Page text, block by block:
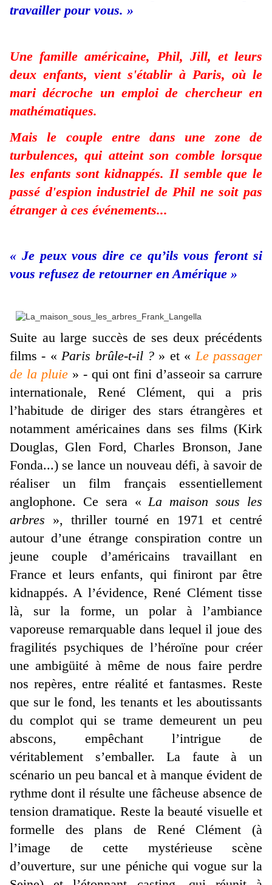
travailler pour vous. »
Une famille américaine, Phil, Jill, et leurs
deux enfants, vient s'établir à Paris, où le
mari décroche un emploi de chercheur en
mathématiques.
Mais le couple entre dans une zone de
turbulences, qui atteint son comble lorsque
les enfants sont kidnappés. Il semble que le
passé d'espion industriel de Phil ne soit pas
étranger à ces événements...
« Je peux vous dire ce qu’ils vous feront si
vous refusez de retourner en Amérique »
Suite au large succès de ses deux précédents
films - «Paris brûle-t-il ? » et «Le passager
de la pluie» - qui ont fini d’asseoir sa carrure
internationale, René Clément, qui a pris
l’habitude de diriger des stars étrangères et
notamment américaines dans ses films (Kirk
Douglas, Glen Ford, Charles Bronson, Jane
Fonda...) se lance un nouveau défi, à savoir de
réaliser un film français essentiellement
anglophone. Ce sera «La maison sous les
arbres », thriller tourné en 1971 et centré
autour d’une étrange conspiration contre un
jeune couple d’américains travaillant en
France et leurs enfants, qui finiront par être
kidnappés. A l’évidence, René Clément tisse
là, sur la forme, un polar à l’ambiance
vaporeuse remarquable dans lequel il joue des
fragilités psychiques de l’héroïne pour créer
une ambigüité à même de nous faire perdre
nos repères, entre réalité et fantasmes. Reste
que sur le fond, les tenants et les aboutissants
du complot qui se trame demeurent un peu
abscons, empêchant l’intrigue de
véritablement s’emballer. La faute à un
scénario un peu bancal et à manque évident de
rythme dont il résulte une fâcheuse absence de
tension dramatique. Reste la beauté visuelle et
formelle des plans de René Clément (à
l’image de cette mystérieuse scène
d’ouverture, sur une péniche qui vogue sur la